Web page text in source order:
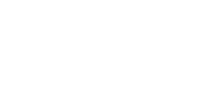
Cortejo de Macieira de Cambra
Cortejo de Macieira de Cambra